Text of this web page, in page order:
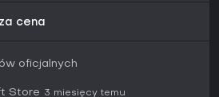
osób szukających lekkiej, opartej
trwającej 20-30 minut. Tryb lokalny
spotkań rodzinnych i
cena
oficjalnych
Store 3 miesięcy temu